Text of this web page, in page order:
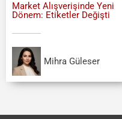
Market Alışverişinde Yeni
Dönem: Etiketler Değişti
Mihra Güleser